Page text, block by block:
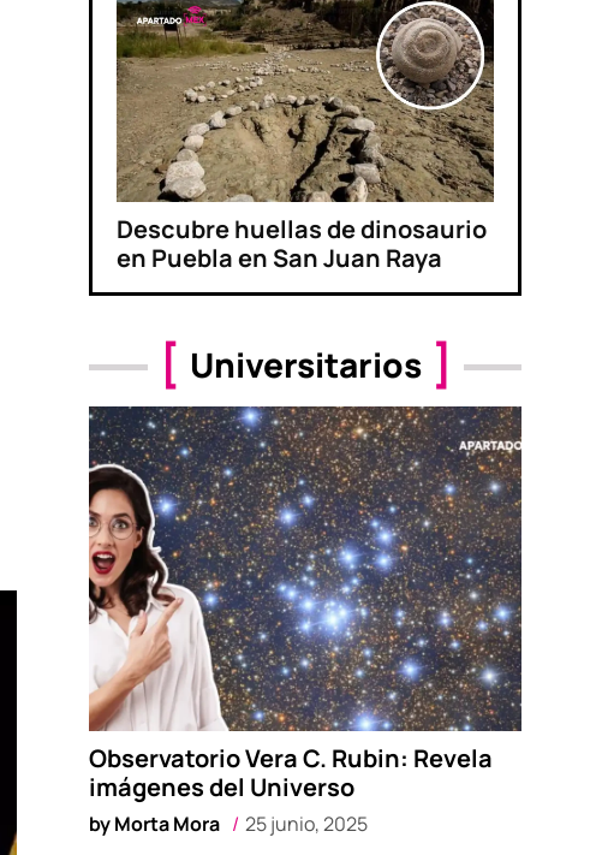
Descubre huellas de dinosaurio
en Puebla en San Juan Raya
Universitarios
Observatorio Vera C. Rubin: Revela
imágenes del Universo
byMorta Mora 25 junio, 2025